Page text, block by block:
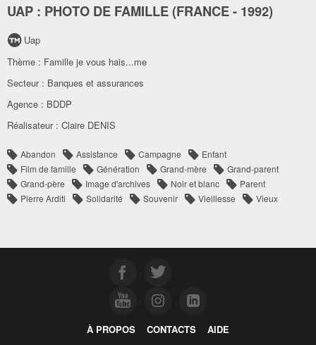
UAP : PHOTO DE FAMILLE (FRANCE- 1992)
Uap
Thème : Famille je vous hais...me
Secteur : Banques et assurances
Agence : BDDP
Réalisateur : Claire DENIS
Abandon Assistance Campagne
Enfant
Film de famille
Génération Grand-mère
Grand-parent
Grand-père
Image d'archives Noir et blanc
Parent
Pierre Arditi
Solidarité Souvenir Vieillesse Vieux
À PROPOS CONTACTS AIDE